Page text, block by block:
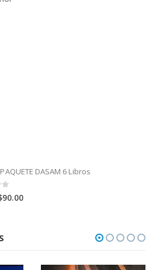
PAQUETE DASAM 6 Libros
590.00Current